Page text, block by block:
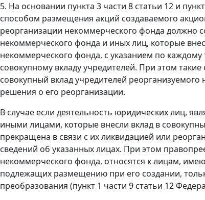
5. На основании пункта 3 части 8 статьи 12 и
способом размещения акций создаваемого
реорганизации некоммерческого фонда должно
некоммерческого фонда и иных лиц, которые
некоммерческого фонда, с указанием по
совокупному вкладу учредителей. При этом
совокупный вклад учредителей
решения о его реорганизации.
В случае если деятельность юридических лиц,
иными лицами, которые внесли вклад в
прекращена в связи с их ликвидацией или
сведений об указанных лицах. При этом
некоммерческого фонда, относятся к лицам,
подлежащих размещению при его создании,
преобразования (пункт 1 части 9 статьи 12